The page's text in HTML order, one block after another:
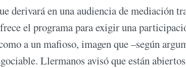
derivará en una audiencia de mediación
el programa para exigir una
a un mafioso, imagen que –según
Llermanos avisó que están